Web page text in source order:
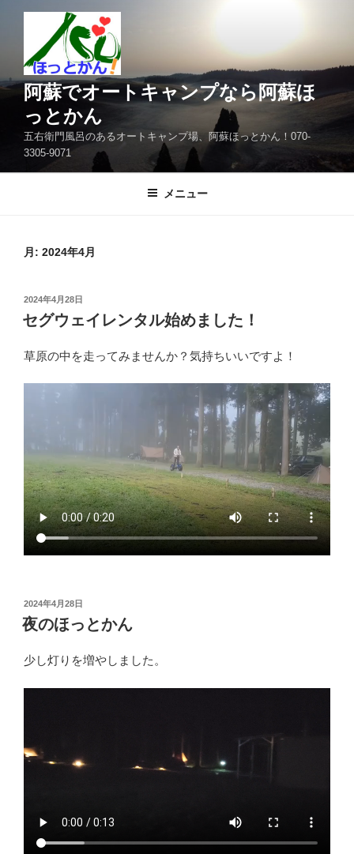
ツ
阿蘇でオートキャンプなら阿蘇ほ
っとかん
五右衛門風呂のあるオートキャンプ場、阿蘇ほっとかん！070-
3305-9071
メニュー
月: 2024年4月
投
稿
日:
2024年4月28日
セグウェイレンタル始めました！
草原の中を走ってみませんか？気持ちいいですよ！
投
稿
日:
2024年4月28日
夜のほっとかん
少し灯りを増やしました。